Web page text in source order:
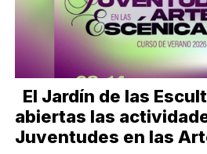
El Jardín de las
abiertas las
Juventudes en las